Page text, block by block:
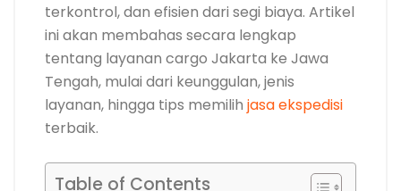
terkontrol, dan efisien dari segi biaya. Artikel
ini akan membahas secara lengkap
tentang layanan cargo Jakarta ke Jawa
Tengah, mulai dari keunggulan, jenis
layanan, hingga tips memilih jasa ekspedisi
terbaik.
Table of Contents